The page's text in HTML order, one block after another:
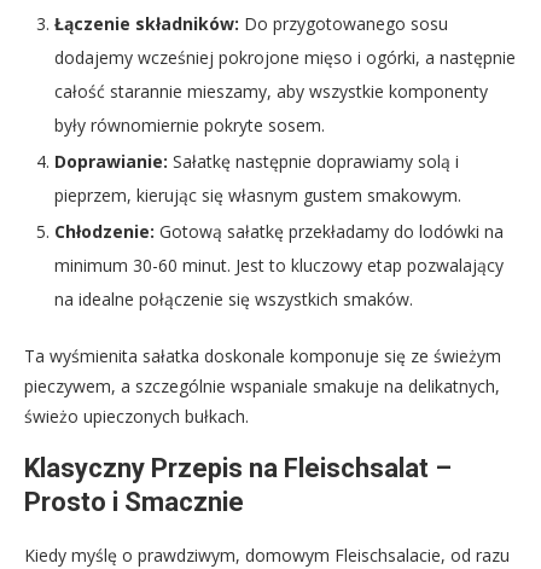
Łączenie składników: Do przygotowanego sosu
dodajemy wcześniej pokrojone mięso i ogórki, a następnie
całość starannie mieszamy, aby wszystkie komponenty
były równomiernie pokryte sosem.
Doprawianie: Sałatkę następnie doprawiamy solą i
pieprzem, kierując się własnym gustem smakowym.
Chłodzenie: Gotową sałatkę przekładamy do lodówki na
minimum 30-60 minut. Jest to kluczowy etap pozwalający
na idealne połączenie się wszystkich smaków.
Ta wyśmienita sałatka doskonale komponuje się ze świeżym
pieczywem, a szczególnie wspaniale smakuje na delikatnych,
świeżo upieczonych bułkach.
Klasyczny Przepis na Fleischsalat –
Prosto i Smacznie
Kiedy myślę o prawdziwym, domowym Fleischsalacie, od razu